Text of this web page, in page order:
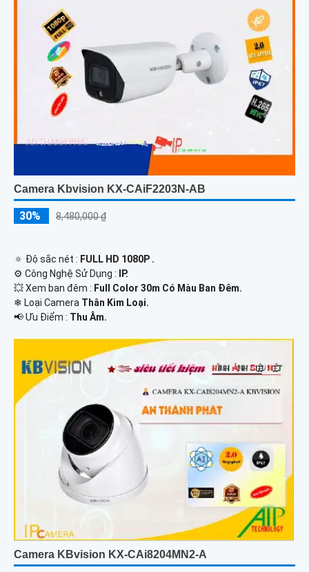
Camera Kbvision KX-CAiF2203N-AB
30% 8,480,000 ₫
🔅 Độ sắc nét : FULL HD 1080P .
⚙ Công Nghệ Sử Dụng :
IP.
💥 Xem ban đêm : Full Color 30m Có Màu Ban Đêm.
❄ Loại Camera Thân Kim Loại.
️📢 Ưu Điểm : Thu Âm.
Camera KBvision KX-CAi8204MN2-A